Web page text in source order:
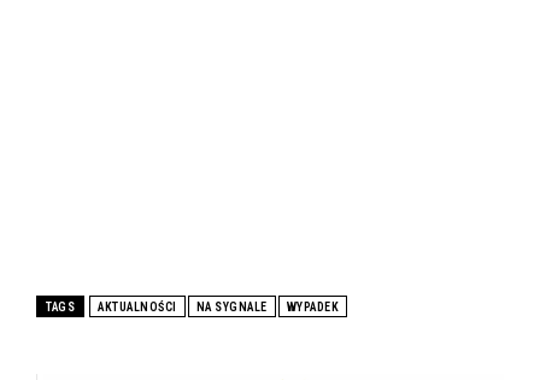
TAGS AKTUALNOŚCI NA SYGNALE WYPADEK